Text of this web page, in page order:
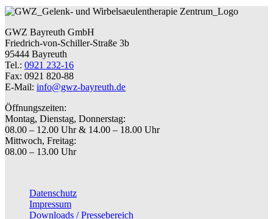
GWZ Bayreuth GmbH
Friedrich-von-Schiller-Straße 3b
95444 Bayreuth
Tel.: 0921 232-16
Fax: 0921 820-88
E-Mail: info@gwz-bayreuth.de
Öffnungszeiten:
Montag, Dienstag, Donnerstag:
08.00 – 12.00 Uhr & 14.00 – 18.00 Uhr
Mittwoch, Freitag:
08.00 – 13.00 Uhr
Datenschutz
Impressum
Downloads / Pressebereich